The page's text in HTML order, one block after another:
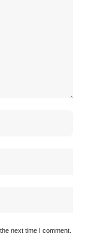
next time I comment.